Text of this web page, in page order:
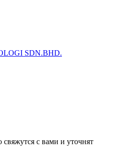
SDN.BHD.
с вами и уточнят